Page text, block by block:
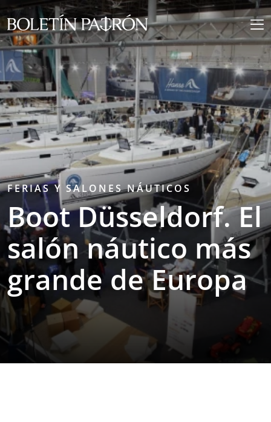
FERIAS Y SALONES NÁUTICOS
Boot Düsseldorf. El
salón náutico más
grande de Europa